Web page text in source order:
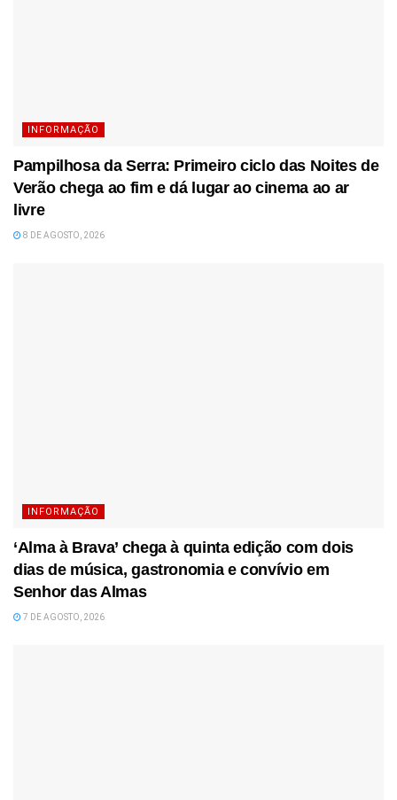
INFORMAÇÃO
Pampilhosa da Serra: Primeiro ciclo das Noites de
Verão chega ao fim e dá lugar ao cinema ao ar
livre
8 DE AGOSTO, 2026
INFORMAÇÃO
‘Alma à Brava’ chega à quinta edição com dois
dias de música, gastronomia e convívio em
Senhor das Almas
7 DE AGOSTO, 2026